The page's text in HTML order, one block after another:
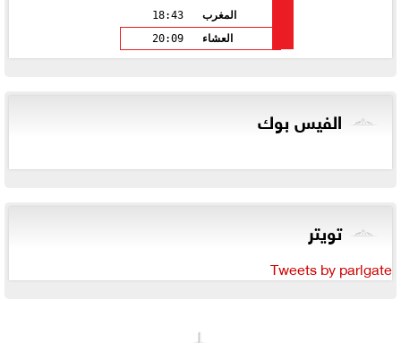
المغرب
18:43
العشاء
20:09
الفيس بوك
تويتر
Tweets by parlgate